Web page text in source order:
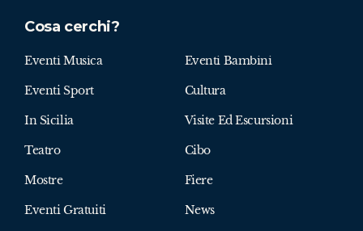
Cosa cerchi?
Eventi Musica Eventi Bambini
Eventi Sport Cultura
In Sicilia Visite Ed Escursioni
Teatro Cibo
Mostre Fiere
Eventi Gratuiti News